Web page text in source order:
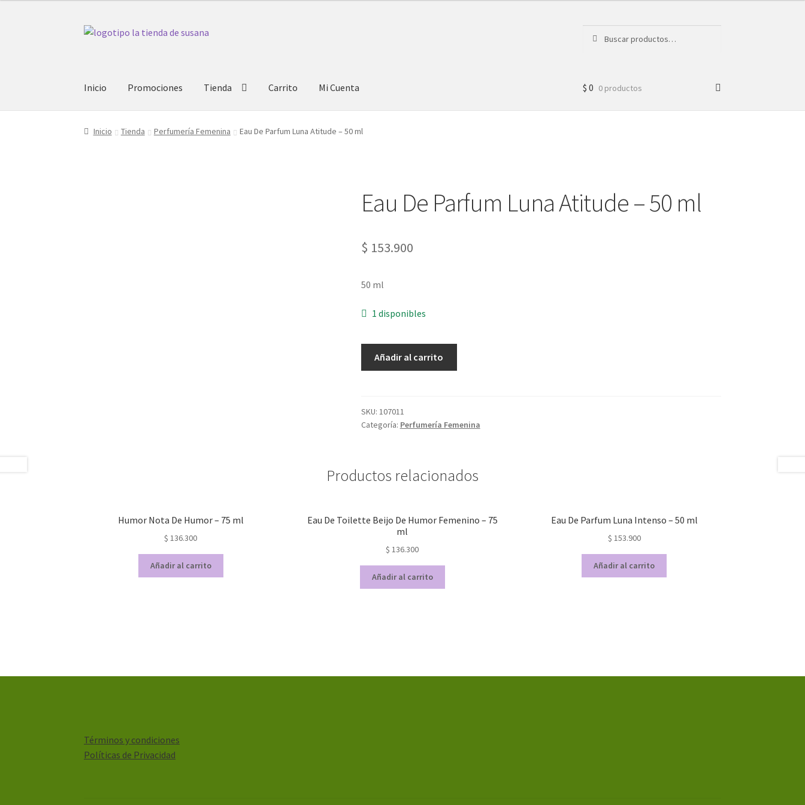
Ir
Ir
por:
Inicio Promociones Tienda Carrito Mi Cuenta $ 0 0 productos
Inicio Tienda Perfumería Femenina Eau De Parfum Luna Atitude – 50 ml
Eau De Parfum Luna Atitude – 50 ml
$ 153.900
50 ml
1 disponibles
Atitude
-
cantidad
Añadir al carrito
SKU: 107011
Categoría: Perfumería Femenina
Productos relacionados
Humor Nota De Humor – 75 ml
$ 136.300
Añadir al carrito
Eau De Toilette Beijo De Humor Femenino – 75
ml
$ 136.300
Añadir al carrito
Eau De Parfum Luna Intenso – 50 ml
$ 153.900
Añadir al carrito
Términos y condiciones
Políticas de Privacidad